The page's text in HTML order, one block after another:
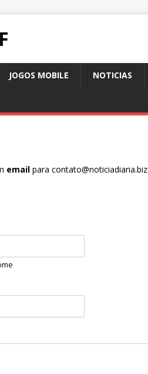
JOGOS MOBILE NOTICIAS
email para contato@noticiadiaria.biz